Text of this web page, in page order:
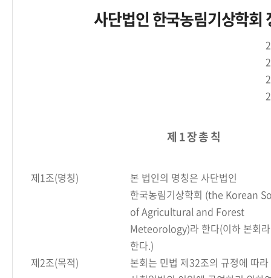
사단법인 한국농림기상학회
제 1 장 총 칙
제1조(명칭)
본 법인의 명칭은 사단법인
한국농림기상학회 (the Korean
of Agricultural and Forest
Meteorology)라 한다(이하 본회라
한다.)
제2조(목적)
본회는 민법 제32조의 규정에 따라